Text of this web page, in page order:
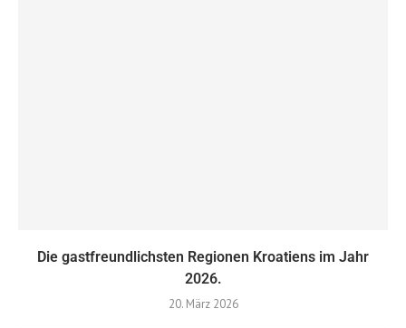
Die gastfreundlichsten Regionen Kroatiens im Jahr
2026.
20. März 2026